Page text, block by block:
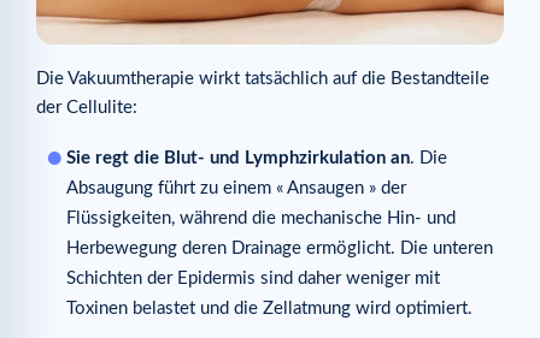
Die Vakuumtherapie wirkt tatsächlich auf die Bestandteile
der Cellulite:
Sie regt die Blut- und Lymphzirkulation an. Die
Absaugung führt zu einem « Ansaugen » der
Flüssigkeiten, während die mechanische Hin- und
Herbewegung deren Drainage ermöglicht. Die unteren
Schichten der Epidermis sind daher weniger mit
Toxinen belastet und die Zellatmung wird optimiert.